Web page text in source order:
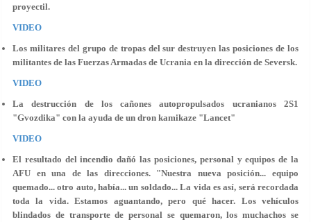
proyectil.
VIDEO
Los militares del grupo de tropas del sur destruyen las posiciones de los
militantes de las Fuerzas Armadas de Ucrania en la dirección de Seversk.
VIDEO
La destrucción de los cañones autopropulsados ucranianos 2S1
"Gvozdika" con la ayuda de un dron kamikaze "Lancet"
VIDEO
El resultado del incendio dañó las posiciones, personal y equipos de la
AFU en una de las direcciones. "Nuestra nueva posición... equipo
quemado... otro auto, había... un soldado... La vida es así, será recordada
toda la vida. Estamos aguantando, pero qué hacer. Los vehículos
blindados de transporte de personal se quemaron, los muchachos se